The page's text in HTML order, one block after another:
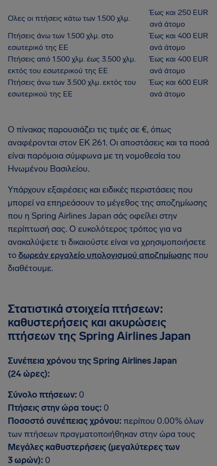
Όλες οι πτήσεις κάτω των 1.500 χλμ.
Έως και 250 EUR
ανά άτομο
Πτήσεις άνω των 1.500 χλμ. στο
εσωτερικό της ΕΕ
Έως και 400 EUR
ανά άτομο
Πτήσεις από 1.500 χλμ. έως 3.500 χλμ.
εκτός του εσωτερικού της ΕΕ
Έως και 400 EUR
ανά άτομο
Πτήσεις άνω των 3.500 χλμ. εκτός του
εσωτερικού της ΕΕ
Έως και 600 EUR
ανά άτομο
Ο πίνακας παρουσιάζει τις τιμές σε €, όπως
αναφέρονται στον ΕΚ 261. Οι αποστάσεις και τα ποσά
είναι παρόμοια σύμφωνα με τη νομοθεσία του
Ηνωμένου Βασιλείου.
Υπάρχουν εξαιρέσεις και ειδικές περιστάσεις που
μπορεί να επηρεάσουν το μέγεθος της αποζημίωσης
που η Spring Airlines Japan σάς οφείλει στην
περίπτωσή σας. Ο ευκολότερος τρόπος για να
ανακαλύψετε τι δικαιούστε είναι να χρησιμοποιήσετε
τοδωρεάν εργαλείο υπολογισμού αποζημίωσηςπου
διαθέτουμε.
Στατιστικά στοιχεία πτήσεων:
καθυστερήσεις και ακυρώσεις
πτήσεων της Spring Airlines Japan
Συνέπεια χρόνου της Spring Airlines Japan
(24 ώρες):
Σύνολο πτήσεων: 0
Πτήσεις στην ώρα τους: 0
Ποσοστό συνέπειας χρόνου: περίπου 0.00% όλων
των πτήσεων πραγματοποιήθηκαν στην ώρα τους
Μεγάλες καθυστερήσεις (μεγαλύτερες των
3 ωρών): 0